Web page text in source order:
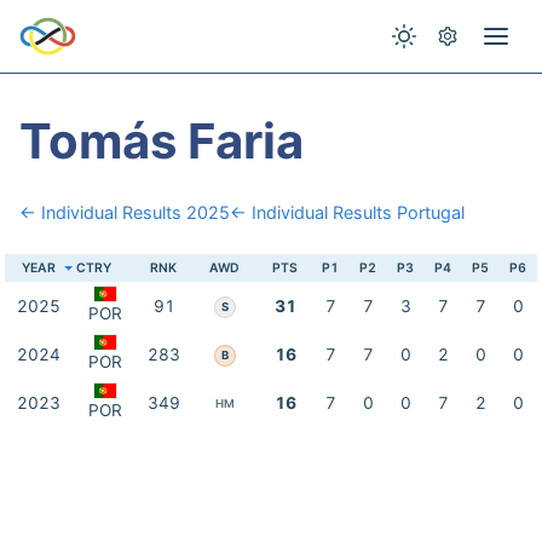
Tomás Faria
← Individual Results 2025← Individual Results Portugal
YEAR CTRY RNK AWD PTS P1 P2 P3 P4 P5 P6
2025 POR 91 S 31 7 7 3 7 7 0
2024 POR 283 B 16 7 7 0 2 0 0
2023 POR 349 HM 16 7 0 0 7 2 0